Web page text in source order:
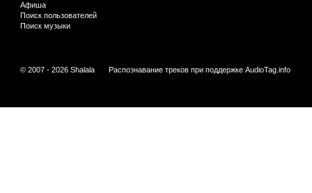
Афиша
Поиск пользователей
Поиск музыки
© 2007 - 2026 Shalala Распознавание треков при поддержке AudioTag.info